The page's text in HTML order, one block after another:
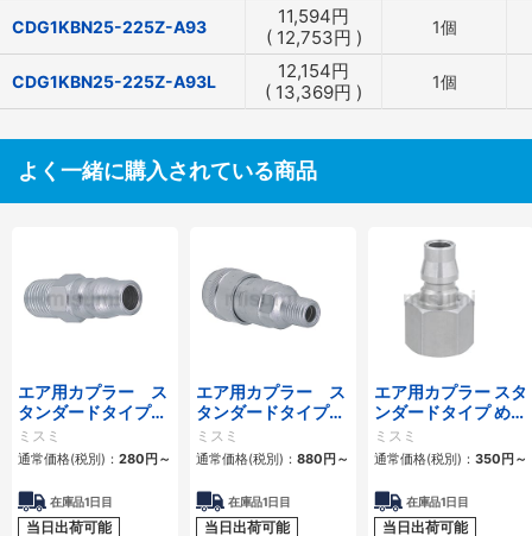
CDG1KBN25-225Z-A93 11,594円
( 12,753円 ) 1個
CDG1KBN25-225Z-A93L 12,154円
( 13,369円 ) 1個
よく一緒に購入されている商品
エア用カプラー ス
タンダードタイプ
おねじプラグ
ミスミ
通常価格(税別)： 280 円 ～
在庫品1日目
当日出荷可能
エア用カプラー ス
タンダードタイプ
おねじソケット
ミスミ
通常価格(税別)： 880 円 ～
在庫品1日目
当日出荷可能
エア用カプラー スタ
ンダードタイプ めね
じプラグ
ミスミ
通常価格(税別)： 350 円 ～
在庫品1日目
当日出荷可能